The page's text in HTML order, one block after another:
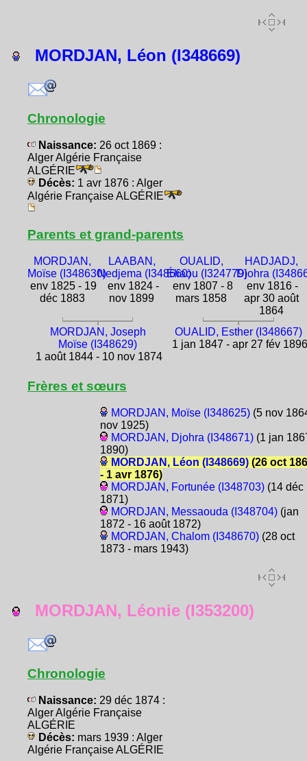
MORDJAN, Léon (I348669)
Chronologie
Naissance: 26 oct 1869 :
Alger Algérie Française
ALGÉRIE
Décès: 1 avr 1876 : Alger
Algérie Française ALGÉRIE
Parents et grand-parents
MORDJAN,
Moïse (I348630)
env 1825 - 19
déc 1883
LAABAN,
Nedjema (I348660)
env 1824 -
nov 1899
OUALID,
Éliaou (I324779)
env 1807 - 8
mars 1858
HADJADJ,
Djohra
env 1816 -
apr 30 août
1864
MORDJAN, Joseph
Moïse (I348629)
1 août 1844 - 10 nov 1874
OUALID, Esther (I348667)
1 jan 1847 - apr 27 fév 1896
Frères et sœurs
MORDJAN, Moïse (I348625)(5 nov
nov 1925)
MORDJAN, Djohra (I348671)(1 jan
1890)
MORDJAN, Léon (I348669)(26 oct
- 1 avr 1876)
MORDJAN, Fortunée (I348703)(14 déc
1871)
MORDJAN, Messaouda (I348704)(jan
1872 - 16 août 1872)
MORDJAN, Chalom (I348670)(28 oct
1873 - mars 1943)
MORDJAN, Léonie (I353200)
Chronologie
Naissance: 29 déc 1874 :
Alger Algérie Française
ALGÉRIE
Décès: mars 1939 : Alger
Algérie Française ALGÉRIE